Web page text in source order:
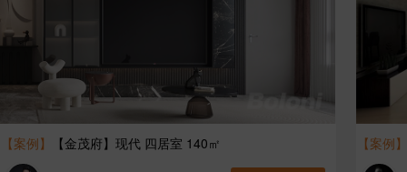
【案例】 【金茂府】现代 四居室 140㎡ 【案例】